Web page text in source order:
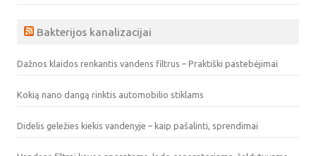
Bakterijos kanalizacijai
Dažnos klaidos renkantis vandens filtrus – Praktiški pastebėjimai
Kokią nano dangą rinktis automobilio stiklams
Didelis geležies kiekis vandenyje – kaip pašalinti, sprendimai